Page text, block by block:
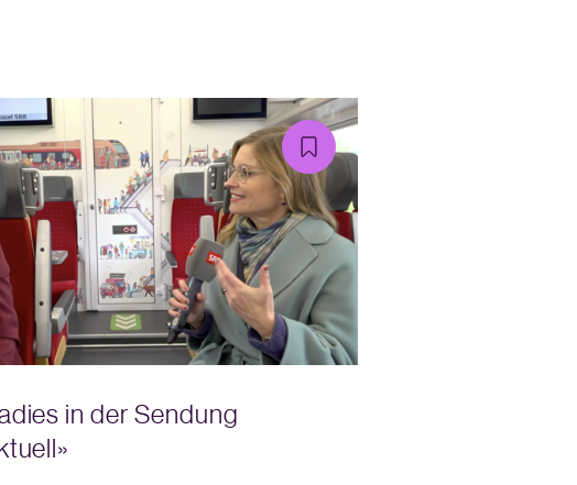
in der Sendung